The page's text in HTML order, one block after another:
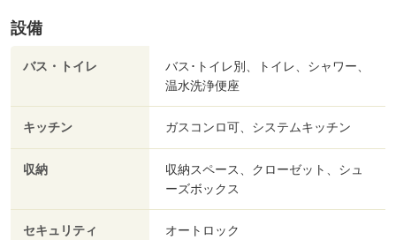
設備
バス・トイレ
バス･トイレ別、トイレ、シャワー、
温水洗浄便座
キッチン ガスコンロ可、システムキッチン
収納
収納スペース、クローゼット、シュ
ーズボックス
セキュリティ オートロック